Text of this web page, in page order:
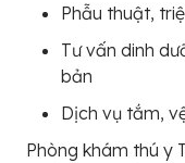
Phẫu thuật,
Tư vấn dinh
bản
Dịch vụ tắm,
Phòng khám thú y